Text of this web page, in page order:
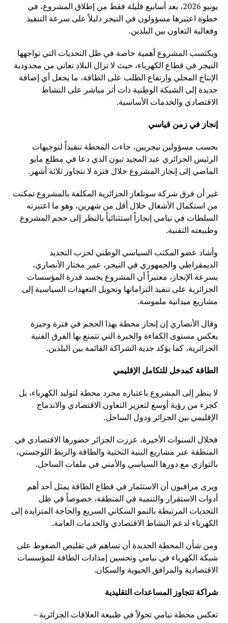
يونيو 2026، بعد أسابيع قليلة فقط من إطلاق المشروع، في
خطوة اعتبرها مسؤولون في النيجر دليلاً على سرعة التنفيذ
وفعالية التعاون بين البلدين.
ويكتسب المشروع أهمية خاصة في ظل التحديات التي تواجهها
النيجر في قطاع الكهرباء، حيث لا تزال البلاد تعاني من محدودية
الإنتاج المحلي وارتفاع الطلب على الطاقة، ما يجعل أي إضافة
جديدة إلى الشبكة الوطنية ذات أثر مباشر على النشاط
الاقتصادي والخدمات الأساسية.
إنجاز في زمن قياسي
بحسب مسؤولين نيجريين، جاءت المحطة تنفيذاً لتوجيهات
الرئيس الجزائري عبد المجيد تبون الذي دعا في مطلع مايو
الماضي إلى إنجاز المشروع خلال فترة لا تتجاوز ثلاثة أشهر.
غير أن فرق شركة سونلغاز الجزائرية المكلفة بالمشروع تمكنت
من استكمال الأشغال خلال أقل من شهرين، وهو ما اعتبرته
السلطات في نيامي إنجازاً استثنائياً بالنظر إلى حجم المشروع
وطبيعته التقنية.
وأشاد عضو المكتب السياسي الوطني لحزب التجديد
الديمقراطي والجمهوري في النيجر، عمر مختار الأنصاري،
بسرعة الإنجاز، معتبراً أن المشروع يجسد قدرة المؤسسات
الجزائرية على تنفيذ التزاماتها وتحويل التعهدات السياسية إلى
مشاريع ميدانية ملموسة.
وقال الأنصاري إن إنجاز محطة بهذا الحجم في فترة وجيزة
يعكس مستوى الكفاءة والخبرة التي تتمتع بها الفرق الفنية
الجزائرية، كما يؤكد جدية الشراكة القائمة بين البلدين.
الطاقة كمدخل للتكامل الإقليمي
لا ينظر إلى المشروع باعتباره مجرد محطة لتوليد الكهرباء، بل
كجزء من رؤية أوسع لتعزيز التعاون الاقتصادي والاندماج
الإقليمي بين الجزائر ودول الساحل.
فخلال السنوات الأخيرة، عززت الجزائر حضورها الاقتصادي في
المنطقة عبر مشاريع البنية التحتية والطاقة والربط اللوجستي،
بالتوازي مع دورها السياسي والأمني في ملفات الساحل.
ويرى مراقبون أن الاستثمار في قطاع الطاقة يمثل أحد أهم
أدوات الاستقرار والتنمية في المنطقة، خصوصاً في ظل
التحديات المرتبطة بالنمو السكاني السريع والحاجة المتزايدة إلى
الكهرباء لدعم النشاط الاقتصادي والخدمات العامة.
ومن شأن المحطة الجديدة أن تساهم في تقليص الضغوط على
شبكة الكهرباء في نيامي وتحسين إمدادات الطاقة للمؤسسات
الاقتصادية والمرافق الحيوية والسكان.
شراكة تتجاوز المساعدات التقليدية
تعكس محطة نيامي تحولاً في طبيعة العلاقات الجزائرية –